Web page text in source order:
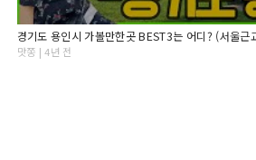
경기도 용인시 가볼만한곳 BEST3는 어디? (서울근
맛쫑 | 4년 전